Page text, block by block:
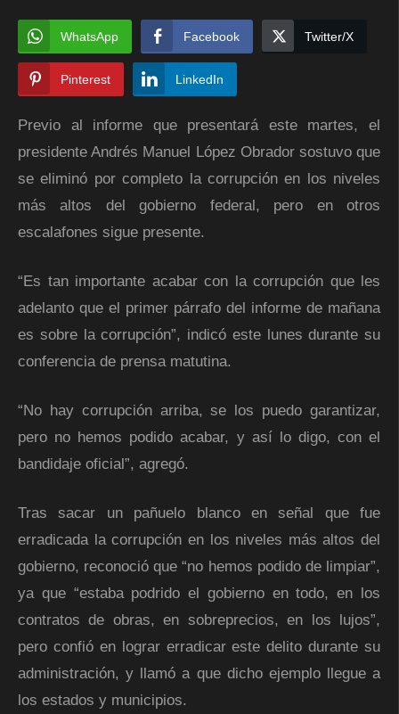
WhatsApp Facebook Twitter/X
Pinterest LinkedIn
Previo al informe que presentará este martes, el
presidente Andrés Manuel López Obrador sostuvo que
se eliminó por completo la corrupción en los niveles
más altos del gobierno federal, pero en otros
escalafones sigue presente.
“Es tan importante acabar con la corrupción que les
adelanto que el primer párrafo del informe de mañana
es sobre la corrupción”, indicó este lunes durante su
conferencia de prensa matutina.
“No hay corrupción arriba, se los puedo garantizar,
pero no hemos podido acabar, y así lo digo, con el
bandidaje oficial”, agregó.
Tras sacar un pañuelo blanco en señal que fue
erradicada la corrupción en los niveles más altos del
gobierno, reconoció que “no hemos podido de limpiar”,
ya que “estaba podrido el gobierno en todo, en los
contratos de obras, en sobreprecios, en los lujos”,
pero confió en lograr erradicar este delito durante su
administración, y llamó a que dicho ejemplo llegue a
los estados y municipios.